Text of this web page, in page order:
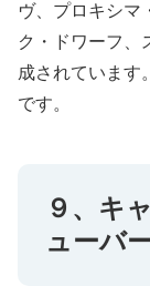
ヴ、プロキシマ
ク・ドワーフ、
成されています
です。
９、キ
ューバ